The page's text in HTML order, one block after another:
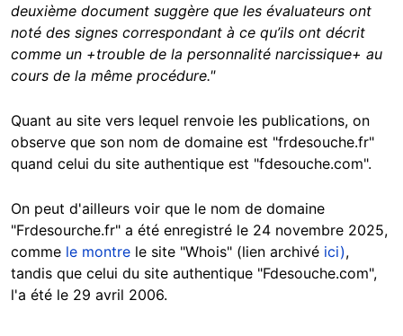
deuxième document suggère que les évaluateurs ont
noté des signes correspondant à ce qu’ils ont décrit
comme un +trouble de la personnalité narcissique+ au
cours de la même procédure."
Quant au site vers lequel renvoie les publications, on
observe que son nom de domaine est "frdesouche.fr"
quand celui du site authentique est "fdesouche.com".
On peut d'ailleurs voir que le nom de domaine
"Frdesourche.fr" a été enregistré le 24 novembre 2025,
comme le montre le site "Whois" (lien archivé ici),
tandis que celui du site authentique "Fdesouche.com",
l'a été le 29 avril 2006.